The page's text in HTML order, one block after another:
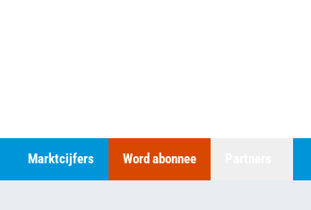
Marktcijfers Word abonnee